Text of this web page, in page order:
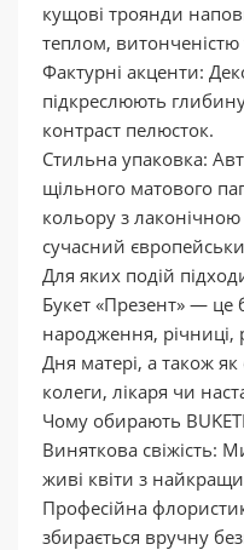
кущові троянди
теплом,
Фактурні акценти:
підкреслюють
контраст пелюсток.
Стильна упаковка:
щільного матового
кольору з лаконічною
сучасний
Для яких подій
Букет «Презент» — це
народження,
Дня матері, а також
колеги, лікаря чи
Чому обирають
Виняткова свіжість:
живі квіти з
Професійна
збирається вручну